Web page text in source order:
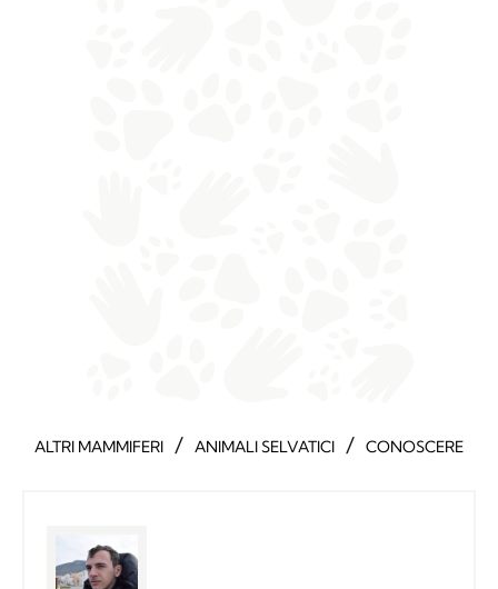
ALTRI MAMMIFERI / ANIMALI SELVATICI / CONOSCERE